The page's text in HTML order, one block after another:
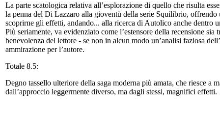
La parte scatologica relativa all’esplorazione di quello che risulta
la penna del Di Lazzaro alla gioventù della serie Squilibrio,
scoprirne gli effetti, andando... alla ricerca di Autolico anche dentro
Più seriamente, va evidenziato come l’estensore della recensione
benevolenza del lettore - se non in alcun modo un’analisi faziosa
ammirazione per l’autore.
Totale 8.5:
Degno tassello ulteriore della saga moderna più amata, che riesce a
dall’approccio leggermente diverso, ma dagli stessi, magnifici effetti.